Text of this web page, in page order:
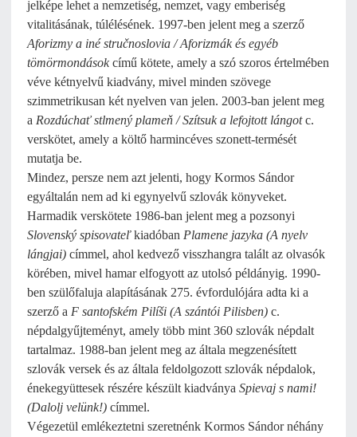
jelképe lehet a nemzetiség, nemzet, vagy emberiség
vitalitásának, túlélésének. 1997-ben jelent meg a szerző
Aforizmy a iné stručnoslovia / Aforizmák és egyéb
tömörmondásokcímű kötete, amely a szó szoros értelmében
véve kétnyelvű kiadvány, mivel minden szövege
szimmetrikusan két nyelven van jelen. 2003-ban jelent meg
a Rozdúchať stlmený plameň / Szítsuk a lefojtott lángotc.
verskötet, amely a költő harmincéves szonett-termését
mutatja be.
Mindez, persze nem azt jelenti, hogy Kormos Sándor
egyáltalán nem ad ki egynyelvű szlovák könyveket.
Harmadik verskötete 1986-ban jelent meg a pozsonyi
Slovenský spisovateľkiadóban Plamene jazyka (A nyelv
lángjai) címmel, ahol kedvező visszhangra talált az olvasók
körében, mivel hamar elfogyott az utolsó példányig. 1990-
ben szülőfaluja alapításának 275. évfordulójára adta ki a
szerző a F santofském Pilíši (A szántói Pilisben) c.
népdalgyűjteményt, amely több mint 360 szlovák népdalt
tartalmaz. 1988-ban jelent meg az általa megzenésített
szlovák versek és az általa feldolgozott szlovák népdalok,
énekegyüttesek részére készült kiadványa Spievaj s nami!
(Dalolj velünk!) címmel.
Végezetül emlékeztetni szeretnénk Kormos Sándor néhány